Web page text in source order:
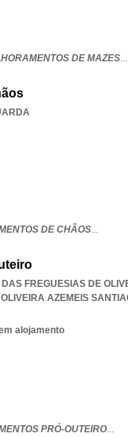
DE MAZES...
DE CHÃOS...
FREGUESIAS DE
AZEMEIS
alojamento
PRÓ-OUTEIRO...